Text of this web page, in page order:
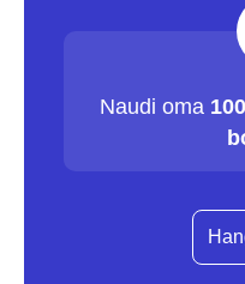
Naudi oma